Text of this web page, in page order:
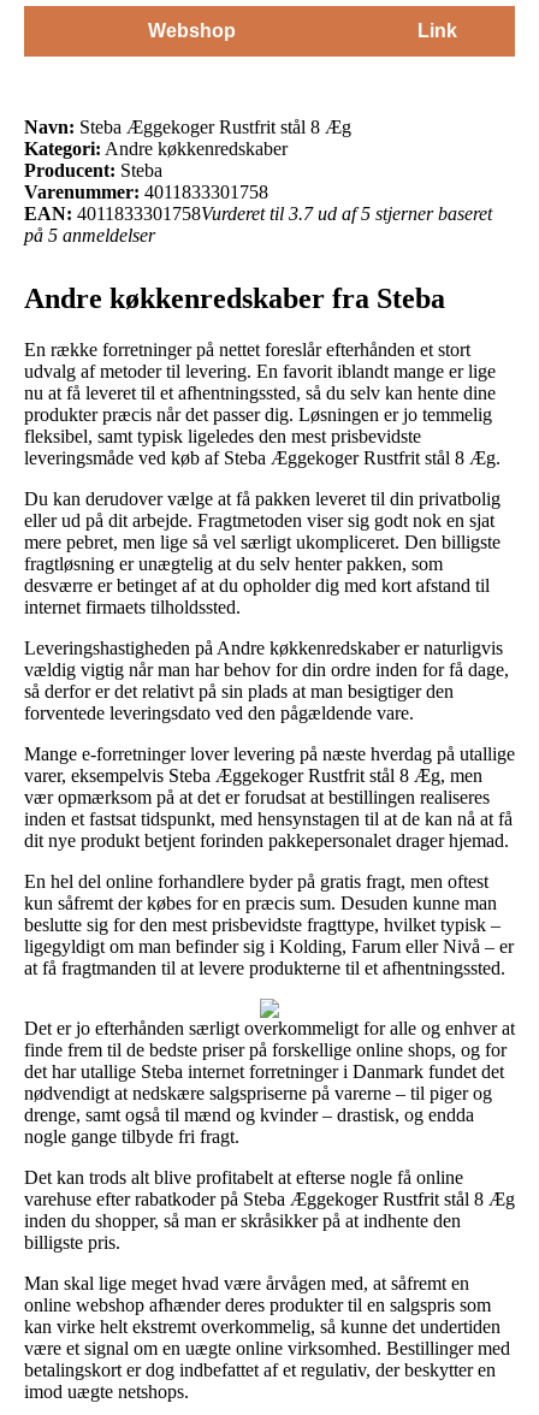
Webshop Link
Navn: Steba Æggekoger Rustfrit stål 8 Æg
Kategori: Andre køkkenredskaber
Producent: Steba
Varenummer: 4011833301758
EAN: 4011833301758Vurderet til 3.7 ud af 5 stjerner baseret
på 5 anmeldelser
Andre køkkenredskaber fra Steba
En række forretninger på nettet foreslår efterhånden et stort
udvalg af metoder til levering. En favorit iblandt mange er lige
nu at få leveret til et afhentningssted, så du selv kan hente dine
produkter præcis når det passer dig. Løsningen er jo temmelig
fleksibel, samt typisk ligeledes den mest prisbevidste
leveringsmåde ved køb af Steba Æggekoger Rustfrit stål 8 Æg.
Du kan derudover vælge at få pakken leveret til din privatbolig
eller ud på dit arbejde. Fragtmetoden viser sig godt nok en sjat
mere pebret, men lige så vel særligt ukompliceret. Den billigste
fragtløsning er unægtelig at du selv henter pakken, som
desværre er betinget af at du opholder dig med kort afstand til
internet firmaets tilholdssted.
Leveringshastigheden på Andre køkkenredskaber er naturligvis
vældig vigtig når man har behov for din ordre inden for få dage,
så derfor er det relativt på sin plads at man besigtiger den
forventede leveringsdato ved den pågældende vare.
Mange e-forretninger lover levering på næste hverdag på utallige
varer, eksempelvis Steba Æggekoger Rustfrit stål 8 Æg, men
vær opmærksom på at det er forudsat at bestillingen realiseres
inden et fastsat tidspunkt, med hensynstagen til at de kan nå at få
dit nye produkt betjent forinden pakkepersonalet drager hjemad.
En hel del online forhandlere byder på gratis fragt, men oftest
kun såfremt der købes for en præcis sum. Desuden kunne man
beslutte sig for den mest prisbevidste fragttype, hvilket typisk –
ligegyldigt om man befinder sig i Kolding, Farum eller Nivå – er
at få fragtmanden til at levere produkterne til et afhentningssted.
Det er jo efterhånden særligt overkommeligt for alle og enhver at
finde frem til de bedste priser på forskellige online shops, og for
det har utallige Steba internet forretninger i Danmark fundet det
nødvendigt at nedskære salgspriserne på varerne – til piger og
drenge, samt også til mænd og kvinder – drastisk, og endda
nogle gange tilbyde fri fragt.
Det kan trods alt blive profitabelt at efterse nogle få online
varehuse efter rabatkoder på Steba Æggekoger Rustfrit stål 8 Æg
inden du shopper, så man er skråsikker på at indhente den
billigste pris.
Man skal lige meget hvad være årvågen med, at såfremt en
online webshop afhænder deres produkter til en salgspris som
kan virke helt ekstremt overkommelig, så kunne det undertiden
være et signal om en uægte online virksomhed. Bestillinger med
betalingskort er dog indbefattet af et regulativ, der beskytter en
imod uægte netshops.